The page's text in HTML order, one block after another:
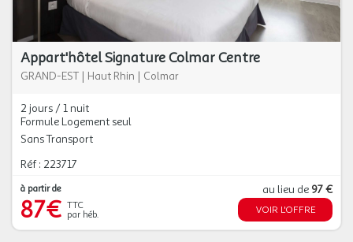
Appart'hôtel Signature Colmar Centre
GRAND-EST | Haut Rhin | Colmar
2 jours / 1 nuit
Formule Logement seul
Sans Transport
Réf : 223717
à partir de
87€ TTC
par héb.
au lieu de 97 €
VOIR L'OFFRE